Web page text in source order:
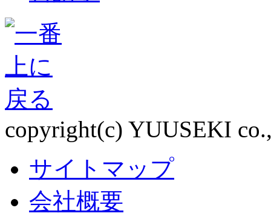
copyright(c) YUUSEKI
サイトマップ
会社概要